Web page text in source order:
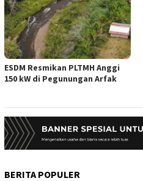
ESDM Resmikan PLTMH Anggi
150 kW di Pegunungan Arfak
BERITA POPULER